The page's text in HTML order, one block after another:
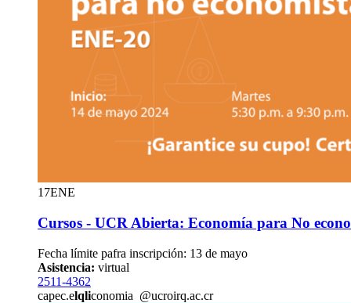
17ENE
Cursos - UCR Abierta: Economía para No
Fecha límite pafra inscripción: 13 de mayo
Asistencia: virtual
2511-4362
capec.elqliconomia @ucroirq.ac.cr